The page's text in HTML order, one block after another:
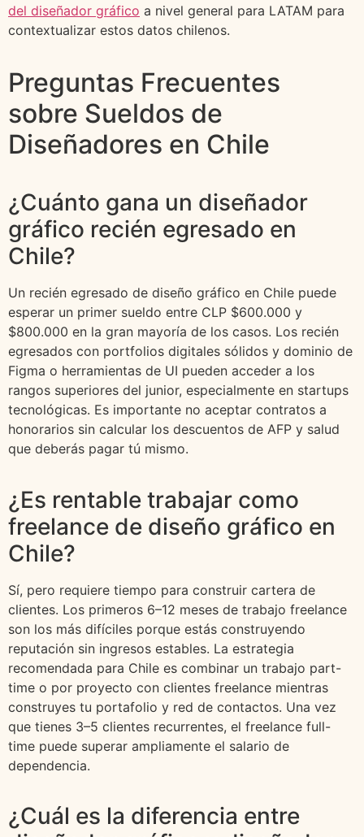
del diseñador gráfico a nivel general para LATAM para
contextualizar estos datos chilenos.
Preguntas Frecuentes
sobre Sueldos de
Diseñadores en Chile
¿Cuánto gana un diseñador
gráfico recién egresado en
Chile?
Un recién egresado de diseño gráfico en Chile puede
esperar un primer sueldo entre CLP $600.000 y
$800.000 en la gran mayoría de los casos. Los recién
egresados con portfolios digitales sólidos y dominio de
Figma o herramientas de UI pueden acceder a los
rangos superiores del junior, especialmente en startups
tecnológicas. Es importante no aceptar contratos a
honorarios sin calcular los descuentos de AFP y salud
que deberás pagar tú mismo.
¿Es rentable trabajar como
freelance de diseño gráfico en
Chile?
Sí, pero requiere tiempo para construir cartera de
clientes. Los primeros 6–12 meses de trabajo freelance
son los más difíciles porque estás construyendo
reputación sin ingresos estables. La estrategia
recomendada para Chile es combinar un trabajo part-
time o por proyecto con clientes freelance mientras
construyes tu portafolio y red de contactos. Una vez
que tienes 3–5 clientes recurrentes, el freelance full-
time puede superar ampliamente el salario de
dependencia.
¿Cuál es la diferencia entre